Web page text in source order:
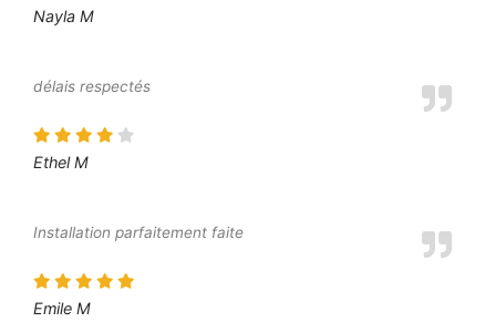
Nayla M
délais respectés
Ethel M
Installation parfaitement faite
Emile M